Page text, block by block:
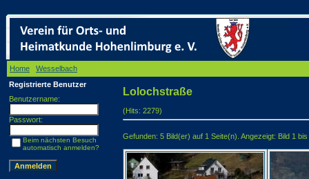
Home Wesselbach
Registrierte Benutzer
Benutzername:
Passwort:
Beim nächsten Besuch
automatisch anmelden?
Lolochstraße
(Hits: 2279)
Gefunden: 5 Bild(er) auf 1 Seite(n). Angezeigt: Bild 1 bis